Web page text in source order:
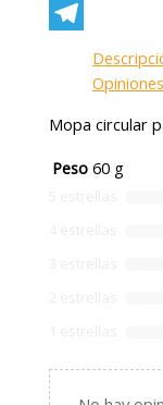
Messenger
Mopa circular
Peso 60 g